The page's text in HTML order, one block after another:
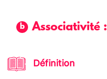
\end{pmatrix}
\quad \quad B
\begin{pmatrix}
-3 & 5 \\ 6 & -3
BA
Associativité :
Définition